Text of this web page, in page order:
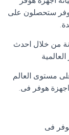
ستحصلون على
من خلال احدث
مستوى العالم
اجهزة هوفر فى.
فى